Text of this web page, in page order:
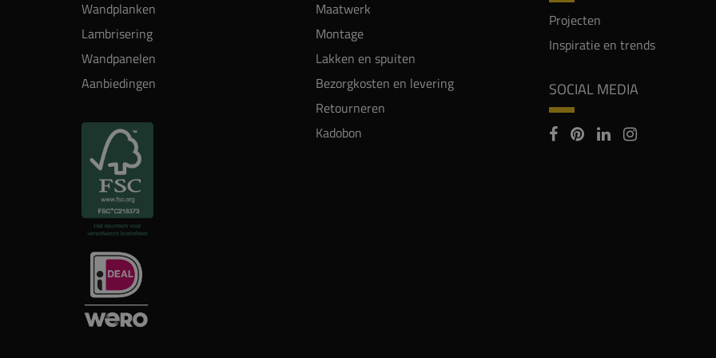
Wandplanken
Lambrisering
Wandpanelen
Aanbiedingen
Maatwerk
Montage
Lakken en spuiten
Bezorgkosten en levering
Retourneren
Kadobon
Projecten
Inspiratie en trends
SOCIAL MEDIA